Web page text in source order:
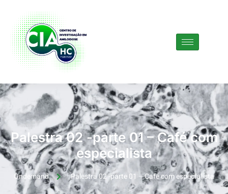
Palestra 02 -parte 01 – Café com
especialista
Ondemand Palestra 02 -parte 01 – Café com especialista